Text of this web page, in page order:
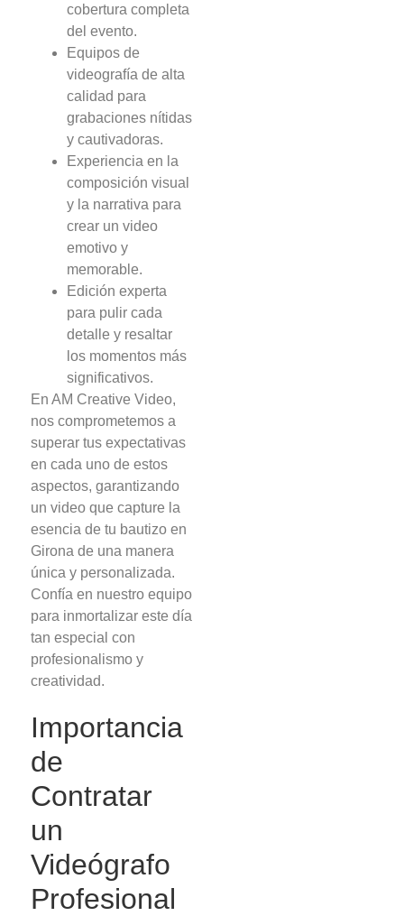
cobertura completa
del evento.
Equipos de
videografía de alta
calidad para
grabaciones nítidas
y cautivadoras.
Experiencia en la
composición visual
y la narrativa para
crear un video
emotivo y
memorable.
Edición experta
para pulir cada
detalle y resaltar
los momentos más
significativos.
En AM Creative Video,
nos comprometemos a
superar tus expectativas
en cada uno de estos
aspectos, garantizando
un video que capture la
esencia de tu bautizo en
Girona de una manera
única y personalizada.
Confía en nuestro equipo
para inmortalizar este día
tan especial con
profesionalismo y
creatividad.
Importancia
de
Contratar
un
Videógrafo
Profesional